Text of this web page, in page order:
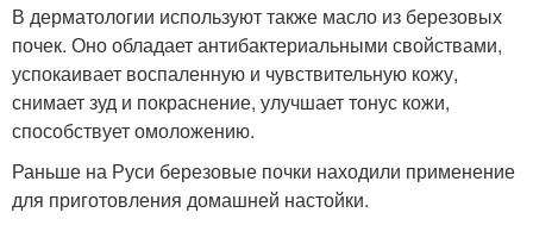
В дерматологии используют также масло из березовых
почек. Оно обладает антибактериальными свойствами,
успокаивает воспаленную и чувствительную кожу,
снимает зуд и покраснение, улучшает тонус кожи,
способствует омоложению.
Раньше на Руси березовые почки находили применение
для приготовления домашней настойки.